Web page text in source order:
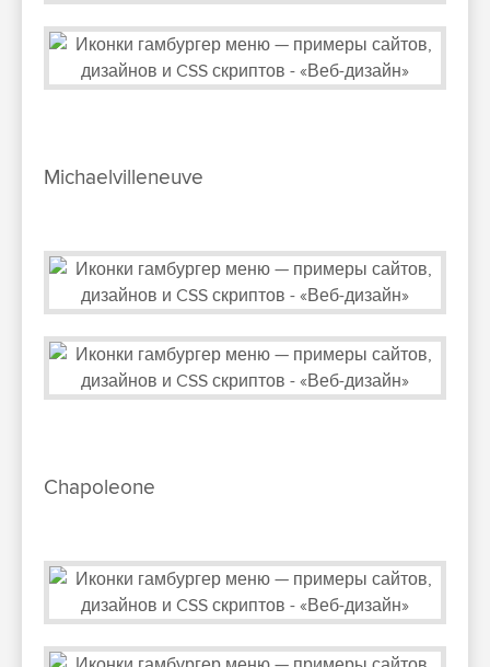
Michaelvilleneuve
Chapoleone